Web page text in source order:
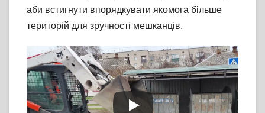
аби встигнути впорядкувати якомога більше
територій для зручності мешканців.